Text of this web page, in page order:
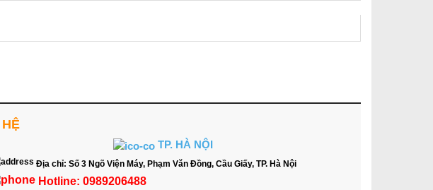
TP. HÀ NỘI
Địa chỉ: Số 3 Ngõ Viện Máy, Phạm Văn Đồng, Cầu Giấy, TP. Hà Nội
Hotline: 0989206488